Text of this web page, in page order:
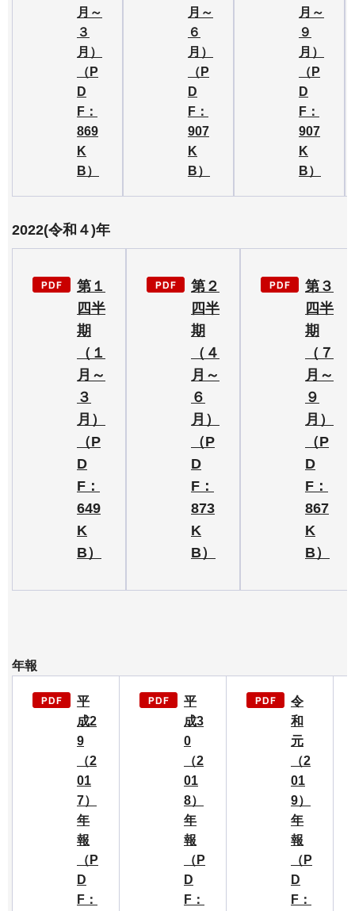
月～
３
月）
（P
D
F：
869
K
B）
月～
６
月）
（P
D
F：
907
K
B）
月～
９
月）
（P
D
F：
907
K
B）
2022(令和４)年
第１
四半
期
（１
月～
３
月）
（P
D
F：
649
K
B）
第２
四半
期
（４
月～
６
月）
（P
D
F：
873
K
B）
第３
四半
期
（７
月～
９
月）
（P
D
F：
867
K
B）
年報
平
成2
9
（2
01
7）
年
報
（P
D
F：
平
成3
0
（2
01
8）
年
報
（P
D
F：
令
和
元
（2
01
9）
年
報
（P
D
F：